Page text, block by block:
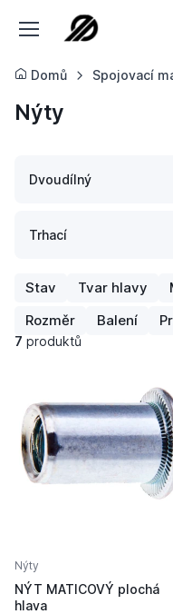
Domů Spojovací
Nýty
Dvoudílný
Trhací
Stav Tvar hlavy
Rozměr
Balení
7 produktů
Nýty
NÝT MATICOVÝ plochá
hlava